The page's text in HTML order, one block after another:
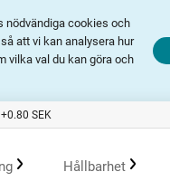
nödvändiga cookies och
att vi kan analysera hur
vilka val du kan göra och
+0.80 SEK
Hållbarhet